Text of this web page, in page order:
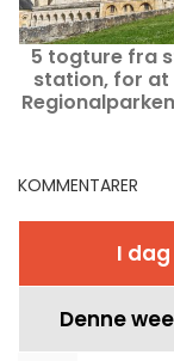
5 togture fra
station, for
KOMMENTARER
I dag
Denne